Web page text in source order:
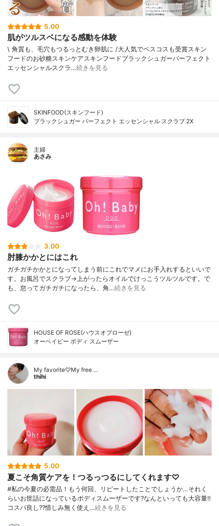
5.00
肌がツルスベになる感動を体験
\ 角質も、毛穴もつるっとむき卵肌に /⁡⁡大人気でベスコスも受賞スキン
フードのお砂糖スキンケア⁡⁡スキンフードブラックシュガーパーフェクト
エッセンシャルスクラ…続きを見る
SKINFOOD(スキンフード)
ブラックシュガー パーフェクト エッセンシャル スクラブ 2X
主婦
あさみ
3.00
肘膝かかとにはこれ
ガチガチかかとになってしまう前にこれでマメにお手入れするといいで
す。お風呂でスクラブ→上がったらオイルでけっこうツルツルです。で
も、怠ってガチガチになったら、角…続きを見る
HOUSE OF ROSE(ハウスオブローゼ)
オーベイビー ボディ スムーザー
My favorite♡My free …
thihi
5.00
夏こそ角質ケアを！つるっつるにしてくれます♡
#私の今夏の必需品！もう何回、リピートしたことでしょうか…それく
らいお世話になっているボディスムーザーです?なんといっても大容量‼️
コスパ良し??惜しみ無く使え…続きを見る